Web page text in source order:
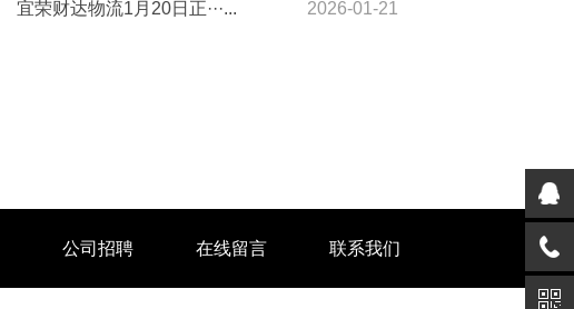
宜荣财达物流1月20日正···... 2026-01-21
公司招聘 在线留言 联系我们